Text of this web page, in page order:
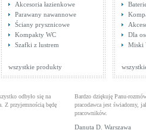
Akcesoria łazienkowe
Parawany nawannowe
Ściany prysznicowe
Kompakty WC
Szafki z lustrem
wszystkie produkty
Dla
Miski
odbyło się na
Z przyjemnością będę
Bardzo dziękuję Panu-
pracodawca jest świadomy,
pracowników.
Danuta D. Warszawa